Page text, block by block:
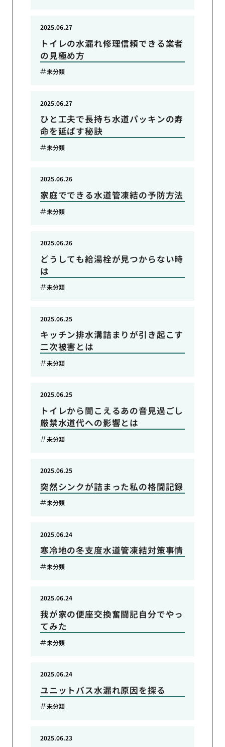
トイレの水漏れ修理信頼できる業者
の見極め方
2025.06.27
未分類
ひと工夫で長持ち水道パッキンの寿
命を延ばす秘訣
2025.06.27
未分類
家庭でできる水道管凍結の予防方法
2025.06.26
未分類
どうしても給湯栓が見つからない時
は
2025.06.26
未分類
キッチン排水溝詰まりが引き起こす
二次被害とは
2025.06.25
未分類
トイレから聞こえるあの音見過ごし
厳禁水道代への影響とは
2025.06.25
未分類
突然シンクが詰まった私の格闘記録
2025.06.25
未分類
寒冷地の冬支度水道管凍結対策事情
2025.06.24
未分類
我が家の便座交換奮闘記自分でやっ
てみた
2025.06.24
未分類
ユニットバス水漏れ原因を探る
2025.06.24
未分類
2025.06.23